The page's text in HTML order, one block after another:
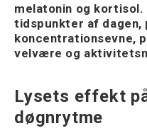
melatonin og
tidspunkter af
koncentrationsevne,
velvære og
Lysets effekt
døgnrytme